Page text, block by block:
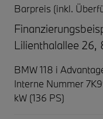
Barpreis (inkl.
Lilienthalallee 26,
BMW 118 i
Interne Nummer
kW (136 PS)